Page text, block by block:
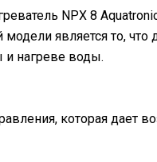
NPX 8
является то, что
и нагреве воды.
которая дает